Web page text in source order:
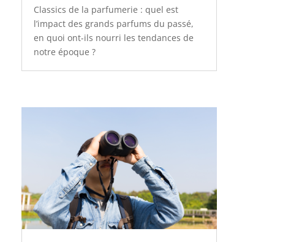
Classics de la parfumerie : quel est
l’impact des grands parfums du passé,
en quoi ont-ils nourri les tendances de
notre époque ?